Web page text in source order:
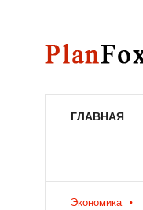
ГЛАВНАЯ
Экономика